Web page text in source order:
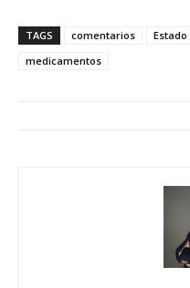
TAGS comentarios Estado
medicamentos